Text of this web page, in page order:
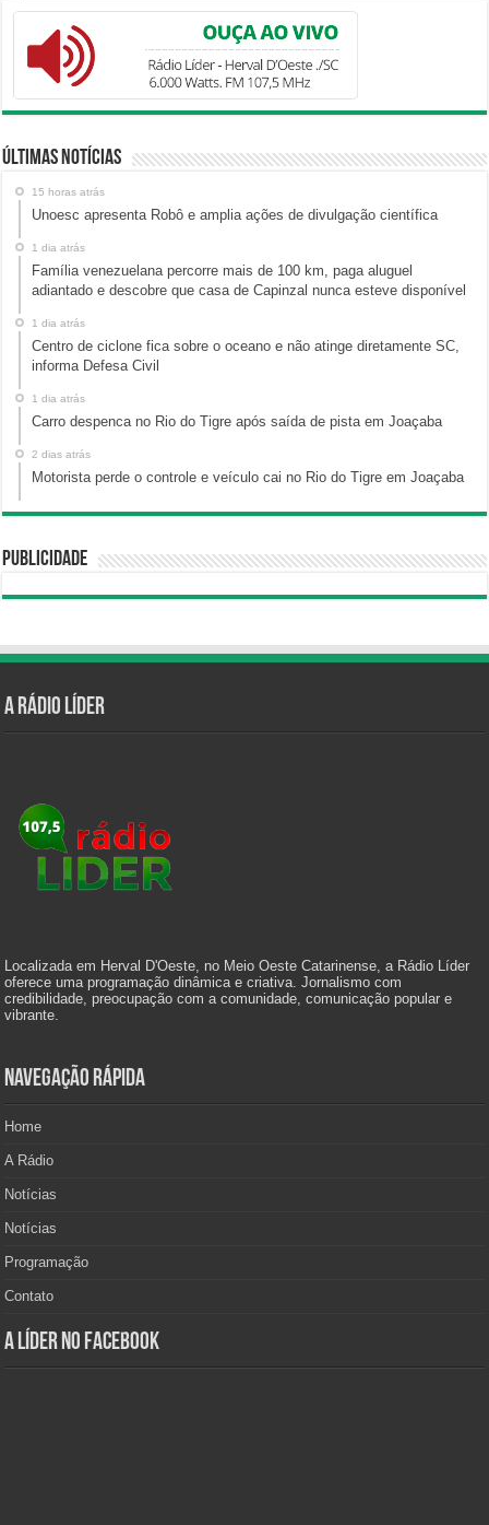
Últimas Notícias
15 horas atrás
Unoesc apresenta Robô e amplia ações de divulgação científica
1 dia atrás
Família venezuelana percorre mais de 100 km, paga aluguel
adiantado e descobre que casa de Capinzal nunca esteve disponível
1 dia atrás
Centro de ciclone fica sobre o oceano e não atinge diretamente SC,
informa Defesa Civil
1 dia atrás
Carro despenca no Rio do Tigre após saída de pista em Joaçaba
2 dias atrás
Motorista perde o controle e veículo cai no Rio do Tigre em Joaçaba
Publicidade
A Rádio Líder
Localizada em Herval D'Oeste, no Meio Oeste Catarinense, a Rádio Líder
oferece uma programação dinâmica e criativa. Jornalismo com
credibilidade, preocupação com a comunidade, comunicação popular e
vibrante.
Navegação Rápida
Home
A Rádio
Notícias
Notícias
Programação
Contato
A Líder no Facebook